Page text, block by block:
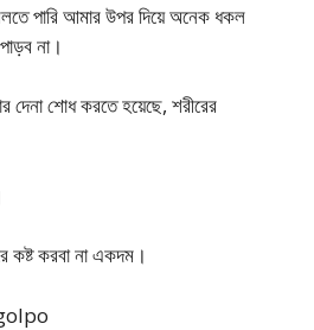
পারি আমার উপর দিয়ে অনেক ধকল
না।
দেনা শোধ করতে হয়েছে, শরীরের
কষ্ট করবা না একদম।